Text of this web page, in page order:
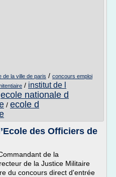
de la ville de paris / concours emploi
/ institut de l
ecole nationale d
/ ecole d
des Officiers de
de la
de la Justice Militaire
du concours direct d'entrée